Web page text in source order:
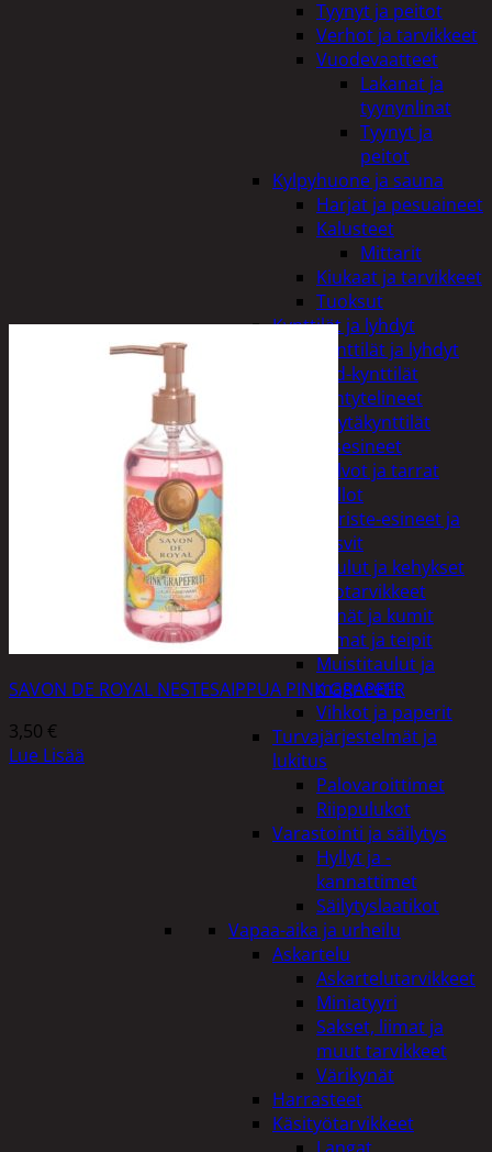
Tyynyt ja peitot
Verhot ja tarvikkeet
Vuodevaatteet
Lakanat ja
tyynynlinat
Tyynyt ja
peitot
Kylpyhuone ja sauna
Harjat ja pesuaineet
Kalusteet
Mittarit
Kiukaat ja tarvikkeet
Tuoksut
Kynttilät ja lyhdyt
Kynttilät ja lyhdyt
Led-kynttilät
Lyhtytelineet
Pöytäkynttilät
Sisustusesineet
Kalvot ja tarrat
Kellot
Koriste-esineet ja
kasvit
Taulut ja kehykset
Toimistotarvikkeet
Kynät ja kumit
Liimat ja teipit
Muistitaulut ja
magneetit
Vihkot ja paperit
Turvajärjestelmät ja
lukitus
Palovaroittimet
Riippulukot
Varastointi ja säilytys
Hyllyt ja -
kannattimet
Säilytyslaatikot
Vapaa-aika ja urheilu
Askartelu
Askartelutarvikkeet
Miniatyyri
Sakset, liimat ja
muut tarvikkeet
Värikynät
Harrasteet
Käsityötarvikkeet
SAVON DE ROYAL NESTESAIPPUA PINK GRAPEFR
3,50 €
Lue Lisää